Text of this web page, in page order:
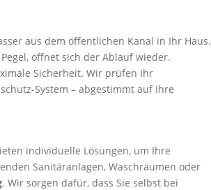
aus dem öffentlichen Kanal in Ihr Haus.
öffnet sich der Ablauf wieder.
Sicherheit. Wir prüfen Ihr
System – abgestimmt auf Ihre
individuelle Lösungen, um Ihre
Sanitäranlagen, Waschräumen oder
. Wir sorgen dafür, dass Sie selbst bei